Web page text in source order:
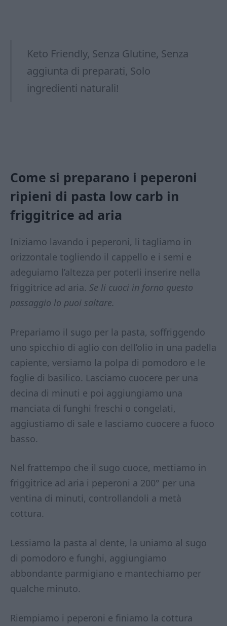
Keto Friendly, Senza Glutine, Senza
aggiunta di preparati, Solo
ingredienti naturali!
Come si preparano i peperoni
ripieni di pasta low carb in
friggitrice ad aria
Iniziamo lavando i peperoni, li tagliamo in
orizzontale togliendo il cappello e i semi e
adeguiamo l’altezza per poterli inserire nella
friggitrice ad aria. Se li cuoci in forno questo
passaggio lo puoi saltare.
Prepariamo il sugo per la pasta, soffriggendo
uno spicchio di aglio con dell’olio in una padella
capiente, versiamo la polpa di pomodoro e le
foglie di basilico. Lasciamo cuocere per una
decina di minuti e poi aggiungiamo una
manciata di funghi freschi o congelati,
aggiustiamo di sale e lasciamo cuocere a fuoco
basso.
Nel frattempo che il sugo cuoce, mettiamo in
friggitrice ad aria i peperoni a 200° per una
ventina di minuti, controllandoli a metà
cottura.
Lessiamo la pasta al dente, la uniamo al sugo
di pomodoro e funghi, aggiungiamo
abbondante parmigiano e mantechiamo per
qualche minuto.
Riempiamo i peperoni e finiamo la cottura